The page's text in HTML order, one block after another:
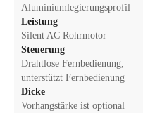
Aluminiumlegierungsprofil
Leistung
Silent AC Rohrmotor
Steuerung
Drahtlose Fernbedienung,
unterstützt Fernbedienung
Dicke
Vorhangstärke ist optional